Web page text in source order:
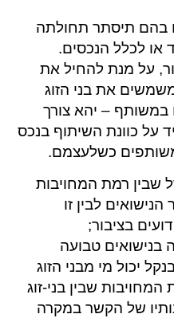
בהם תיסתר תחולתה
לכלל הנכסים.
על מנת להחיל את
את בני הזוג
במשותף – יהא צורך
על כוונת השיתוף בנכס
כשלעצמם.
שבין רמת המחויבות
לבין זו
בציבור;
בנישואים טבועה
יכול מי מבני הזוג
שבין בני-זוג
של הקשר במקרה